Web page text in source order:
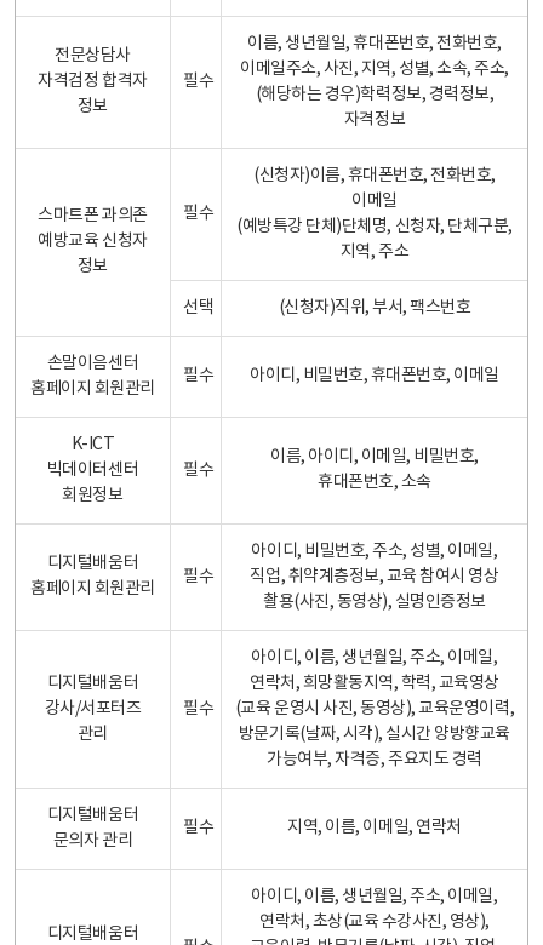
전문상담사
자격검정 합격자
정보
필수
이름, 생년월일, 휴대폰번호, 전화번호,
이메일주소, 사진, 지역, 성별, 소속, 주소,
(해당하는 경우)학력정보, 경력정보,
자격정보
스마트폰 과의존
예방교육 신청자
정보
필수
(신청자)이름, 휴대폰번호, 전화번호,
이메일
(예방특강 단체)단체명, 신청자, 단체구분,
지역, 주소
선택 (신청자)직위, 부서, 팩스번호
손말이음센터
홈페이지 회원관리
필수 아이디, 비밀번호, 휴대폰번호, 이메일
K-ICT
빅데이터센터
회원정보
필수
이름, 아이디, 이메일, 비밀번호,
휴대폰번호, 소속
디지털배움터
홈페이지 회원관리
필수
아이디, 비밀번호, 주소, 성별, 이메일,
직업, 취약계층정보, 교육 참여시 영상
촬용(사진, 동영상), 실명인증정보
디지털배움터
강사/서포터즈
관리
필수
아이디, 이름, 생년월일, 주소, 이메일,
연락처, 희망활동지역, 학력, 교육영상
(교육 운영시 사진, 동영상), 교육운영이력,
방문기록(날짜, 시각), 실시간 양방향교육
가능여부, 자격증, 주요지도 경력
디지털배움터
문의자 관리
필수 지역, 이름, 이메일, 연락처
디지털배움터
아이디, 이름, 생년월일, 주소, 이메일,
연락처, 초상(교육 수강사진, 영상),